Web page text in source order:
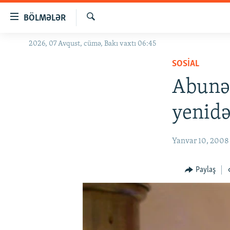
BÖLMƏLƏR
GÜNDƏM
Axtar
2026, 07 Avqust, cümə, Bakı vaxtı 06:45
SOSIAL
Yanvar 10, 2008
Paylaş